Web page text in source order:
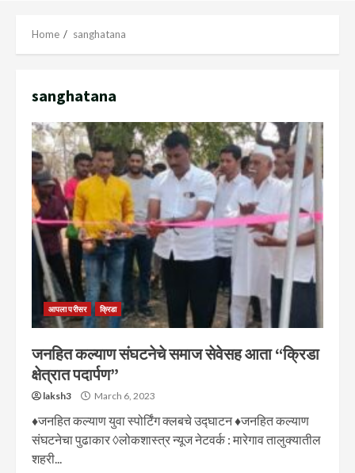
Home sanghatana
sanghatana
आपला परीसर क्रिडा
जनहित कल्याण संघटनेचे समाज सेवेसह आता “क्रिडा
क्षेत्रात पदार्पण”
laksh3 March 6, 2023
♦जनहित कल्याण युवा स्पोर्टिंग क्लबचे उद्घाटन ♦जनहित कल्याण
संघटनेचा पुढाकार ◊लोकशास्त्र न्यूज नेटवर्क : मारेगाव तालुक्यातील
शहरी...